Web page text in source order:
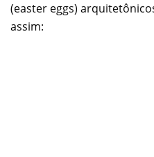
(easter eggs)
assim: